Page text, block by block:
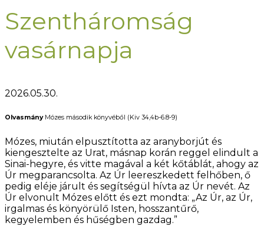
Szentháromság
vasárnapja
2026.05.30.
OlvasmányMózes második könyvéből (Kiv 34,4b-6.8-9)
Mózes, miután elpusztította az aranyborjút és
kiengesztelte az Urat, másnap korán reggel elindult a
Sinai-hegyre, és vitte magával a két kőtáblát, ahogy az
Úr megparancsolta. Az Úr leereszkedett felhőben, ő
pedig eléje járult és segítségül hívta az Úr nevét. Az
Úr elvonult Mózes előtt és ezt mondta: „Az Úr, az Úr,
irgalmas és könyörülő Isten, hosszantűrő,
kegyelemben és hűségben gazdag.”